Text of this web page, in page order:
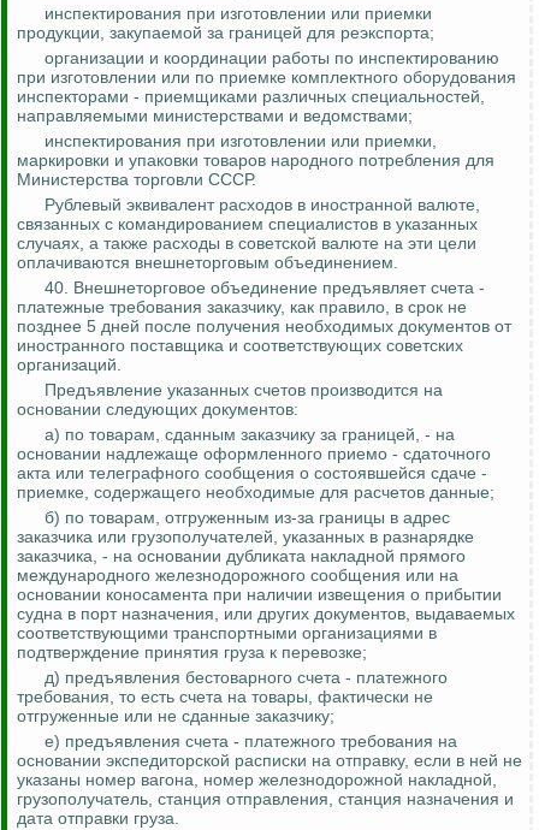
инспектирования при изготовлении или приемки
продукции, закупаемой за границей для реэкспорта;
организации и координации работы по инспектированию
при изготовлении или по приемке комплектного оборудования
инспекторами - приемщиками различных специальностей,
направляемыми министерствами и ведомствами;
инспектирования при изготовлении или приемки,
маркировки и упаковки товаров народного потребления для
Министерства торговли СССР.
Рублевый эквивалент расходов в иностранной валюте,
связанных с командированием специалистов в указанных
случаях, а также расходы в советской валюте на эти цели
оплачиваются внешнеторговым объединением.
40. Внешнеторговое объединение предъявляет счета -
платежные требования заказчику, как правило, в срок не
позднее 5 дней после получения необходимых документов от
иностранного поставщика и соответствующих советских
организаций.
Предъявление указанных счетов производится на
основании следующих документов:
а) по товарам, сданным заказчику за границей, - на
основании надлежаще оформленного приемо - сдаточного
акта или телеграфного сообщения о состоявшейся сдаче -
приемке, содержащего необходимые для расчетов данные;
б) по товарам, отгруженным из-за границы в адрес
заказчика или грузополучателей, указанных в разнарядке
заказчика, - на основании дубликата накладной прямого
международного железнодорожного сообщения или на
основании коносамента при наличии извещения о прибытии
судна в порт назначения, или других документов, выдаваемых
соответствующими транспортными организациями в
подтверждение принятия груза к перевозке;
д) предъявления бестоварного счета - платежного
требования, то есть счета на товары, фактически не
отгруженные или не сданные заказчику;
е) предъявления счета - платежного требования на
основании экспедиторской расписки на отправку, если в ней не
указаны номер вагона, номер железнодорожной накладной,
грузополучатель, станция отправления, станция назначения и
дата отправки груза.